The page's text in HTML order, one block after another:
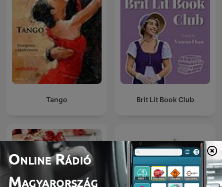
Tango Brit Lit Book Club